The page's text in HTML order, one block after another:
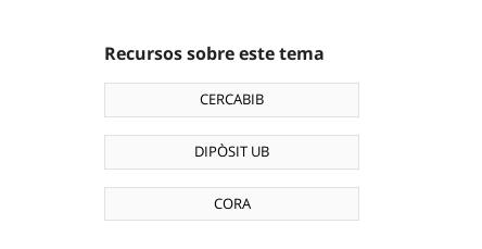
Recursos sobre este tema
CERCABIB
DIPÒSIT UB
CORA